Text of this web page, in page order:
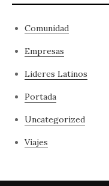
Comunidad
Empresas
Lideres Latinos
Portada
Uncategorized
Viajes